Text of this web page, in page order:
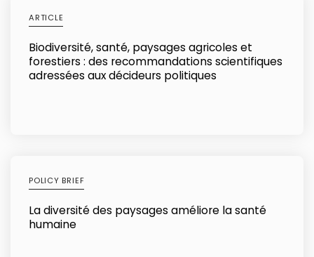
ARTICLE
Biodiversité, santé, paysages agricoles et
forestiers : des recommandations scientifiques
adressées aux décideurs politiques
POLICY BRIEF
La diversité des paysages améliore la santé
humaine